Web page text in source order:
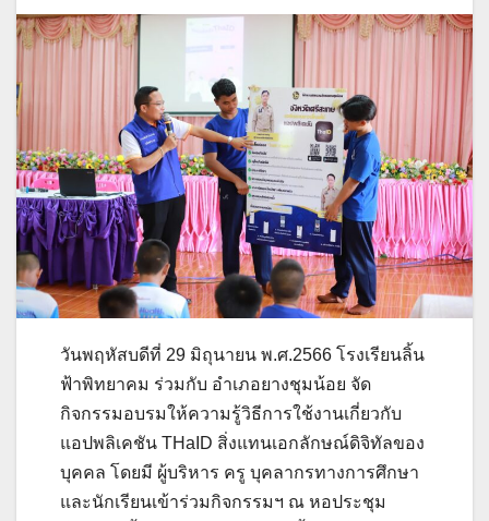
วันพฤหัสบดีที่ 29 มิถุนายน พ.ศ.2566 โรงเรียนลิ้น
ฟ้าพิทยาคม ร่วมกับ อำเภอยางชุมน้อย จัด
กิจกรรมอบรมให้ความรู้วิธีการใช้งานเกี่ยวกับ
แอปพลิเคชัน THaID สิ่งแทนเอกลักษณ์ดิจิทัลของ
บุคคล โดยมี ผู้บริหาร ครู บุคลากรทางการศึกษา
และนักเรียนเข้าร่วมกิจกรรมฯ ณ หอประชุม